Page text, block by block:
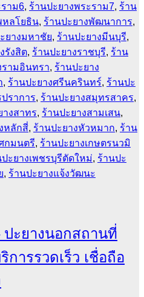
าม6, ร้านปะยางพระราม7, ร้าน
หลโยธิน, ร้านปะยางพัฒนาการ,
ยางมหาชัย, ร้านปะยางมีนบุรี,
รังสิต, ร้านปะยางราชบุรี, ร้าน
รามอินทรา, ร้านปะยาง
, ร้านปะยางศรีนครินทร์, ร้านปะ
ราการ, ร้านปะยางสมุทรสาคร,
างสาทร, ร้านปะยางสามเสน,
หลักสี่, ร้านปะยางหัวหมาก, ร้าน
กมนตรี, ร้านปะยางเกษตรนวมิ
ะยางเพชรบุรีตัดใหม่, ร้านปะ
, ร้านปะยางแจ้งวัฒนะ
ปะยางนอกสถานที่
ารรวดเร็ว เชื่อถือ